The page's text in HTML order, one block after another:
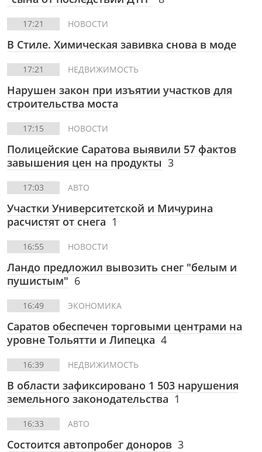
17:21 НОВОСТИ
В Стиле. Химическая завивка снова в моде
17:21 НЕДВИЖИМОСТЬ
Нарушен закон при изъятии участков для
строительства моста
17:15 НОВОСТИ
Полицейские Саратова выявили 57 фактов
завышения цен на продукты 3
17:03 АВТО
Участки Университетской и Мичурина
расчистят от снега 1
16:55 НОВОСТИ
Ландо предложил вывозить снег "белым и
пушистым" 6
16:49 ЭКОНОМИКА
Саратов обеспечен торговыми центрами на
уровне Тольятти и Липецка 4
16:39 НЕДВИЖИМОСТЬ
В области зафиксировано 1 503 нарушения
земельного законодательства 1
16:33 АВТО
Состоится автопробег доноров 3